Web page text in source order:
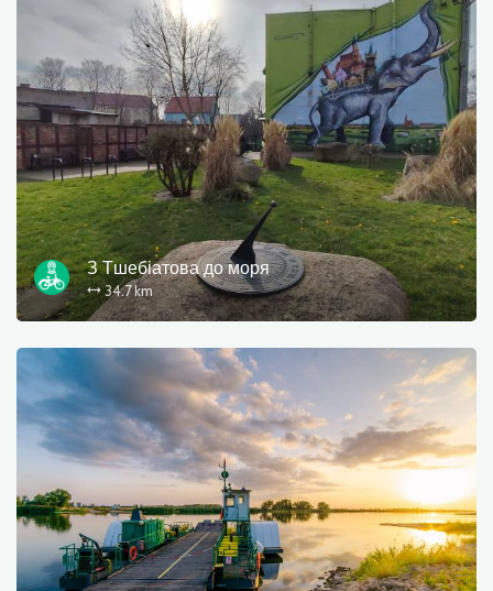
З Тшебіатова до моря
34.7 km